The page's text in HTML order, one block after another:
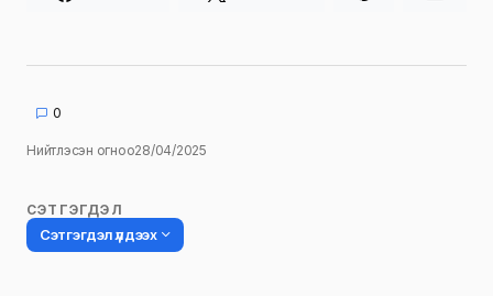
0
Нийтлэсэн огноо28/04/2025
СЭТГЭГДЭЛ
Сэтгэгдэл үлдээх